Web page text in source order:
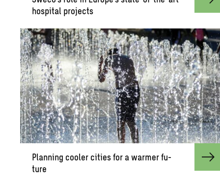
hos­pi­tal pro­jects
Plan­ning cooler cities for a warmer fu­
ture